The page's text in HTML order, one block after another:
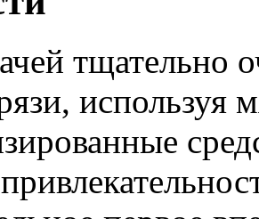
тщательно
используя